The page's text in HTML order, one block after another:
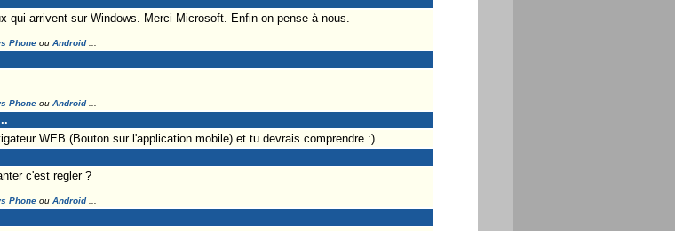
arrivent sur Windows. Merci Microsoft. Enfin on pense à nous.
Phoneou Android...
Phoneou Android...
WEB (Bouton sur l'application mobile) et tu devrais comprendre :)
c'est regler ?
Phoneou Android...